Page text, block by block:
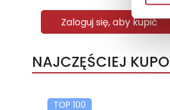
Zaloguj się, aby kupić
NAJCZĘŚCIEJ
TOP 100